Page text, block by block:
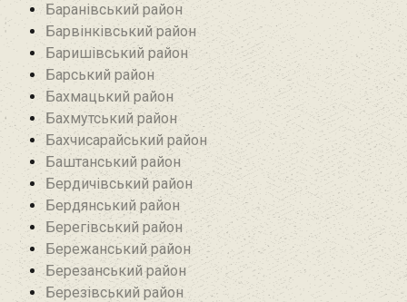
Баранівський район‎
Барвінківський район
Баришівський район
Барський район
Бахмацький район
Бахмутський район
Бахчисарайський район
Баштанський район
Бердичівський район
Бердянський район
Берегівський район
Бережанський район‎
Березанський район‎
Березівський район